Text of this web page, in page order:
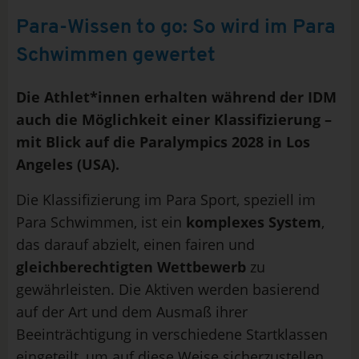
Para-Wissen to go: So wird im Para
Schwimmen gewertet
Die Athlet*innen erhalten während der IDM
auch die Möglichkeit einer Klassifizierung –
mit Blick auf die Paralympics 2028 in Los
Angeles (USA).
Die Klassifizierung im Para Sport, speziell im
Para Schwimmen, ist ein komplexes System,
das darauf abzielt, einen fairen und
gleichberechtigten Wettbewerb zu
gewährleisten. Die Aktiven werden basierend
auf der Art und dem Ausmaß ihrer
Beeinträchtigung in verschiedene Startklassen